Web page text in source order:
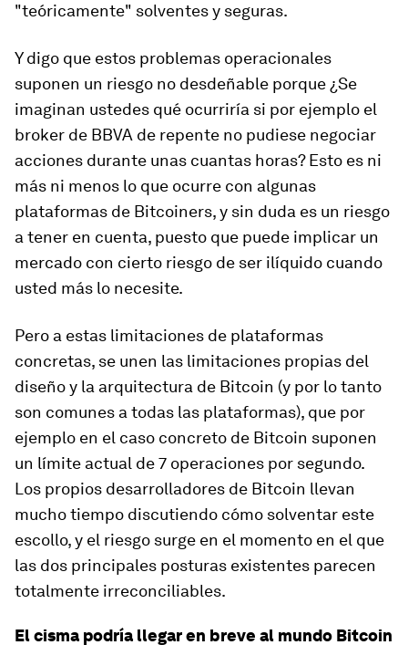
"teóricamente" solventes y seguras.
Y digo que estos problemas operacionales
suponen un riesgo no desdeñable porque ¿Se
imaginan ustedes qué ocurriría si por ejemplo el
broker de BBVA de repente no pudiese negociar
acciones durante unas cuantas horas? Esto es ni
más ni menos lo que ocurre con algunas
plataformas de Bitcoiners, y sin duda es un riesgo
a tener en cuenta, puesto que puede implicar un
mercado con cierto riesgo de ser ilíquido cuando
usted más lo necesite.
Pero a estas limitaciones de plataformas
concretas, se unen las limitaciones propias del
diseño y la arquitectura de Bitcoin (y por lo tanto
son comunes a todas las plataformas), que por
ejemplo en el caso concreto de Bitcoin suponen
un límite actual de 7 operaciones por segundo.
Los propios desarrolladores de Bitcoin llevan
mucho tiempo discutiendo cómo solventar este
escollo, y el riesgo surge en el momento en el que
las dos principales posturas existentes parecen
totalmente irreconciliables.
El cisma podría llegar en breve al mundo Bitcoin